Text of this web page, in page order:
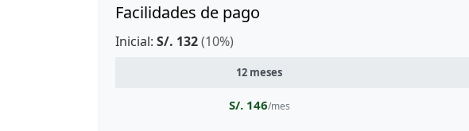
Facilidades de pago
Inicial: S/. 132(10%)
12 meses
S/. 146/mes